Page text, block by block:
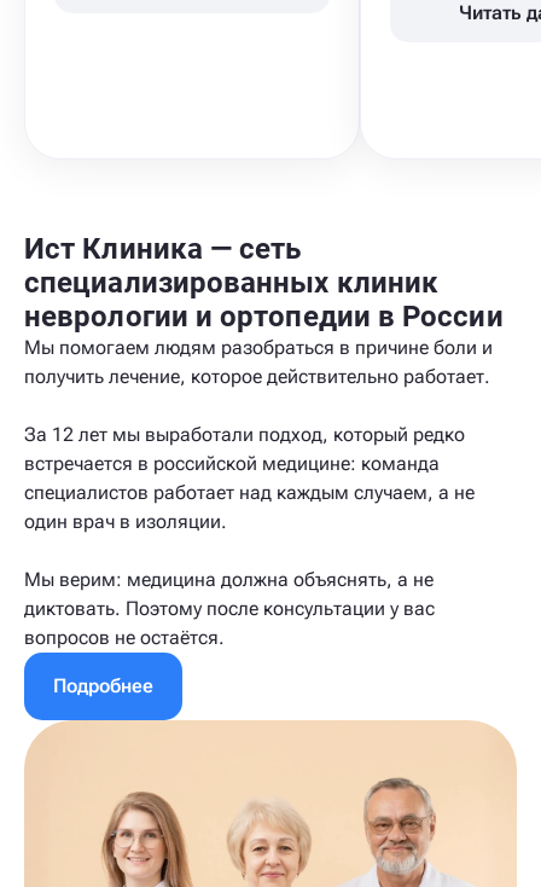
Читать
Ист Клиника — сеть
специализированных клиник
неврологии и ортопедии в России
Мы помогаем людям разобраться в причине боли и
получить лечение, которое действительно работает.
За 12 лет мы выработали подход, который редко
встречается в российской медицине: команда
специалистов работает над каждым случаем, а не
один врач в изоляции.
Мы верим: медицина должна объяснять, а не
диктовать. Поэтому после консультации у вас
вопросов не остаётся.
Подробнее